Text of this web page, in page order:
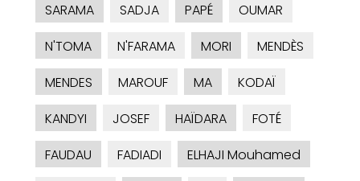
SARAMA
SADJA PAPÉ
OUMAR
N'TOMA
N'FARAMA MORI
MENDÈS
MENDES
MAROUF MA
KODAÏ
KANDYI
JOSEF HAÏDARA
FOTÉ
FAUDAU
FADIADI
ELHAJI Mouhamed